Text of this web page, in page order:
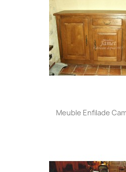
Meuble Enfilade